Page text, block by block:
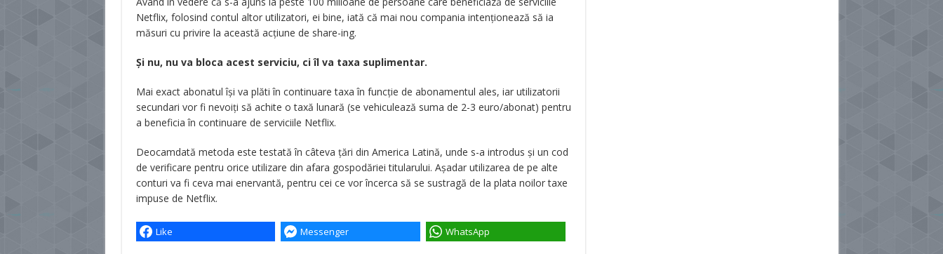
Netflix, folosind contul altor utilizatori, ei bine, iată că mai nou compania intenționează să ia
măsuri cu privire la această acțiune de share-ing.
Și nu, nu va bloca acest serviciu, ci îl va taxa suplimentar.
Mai exact abonatul își va plăti în continuare taxa în funcție de abonamentul ales, iar utilizatorii
secundari vor fi nevoiți să achite o taxă lunară (se vehiculează suma de 2-3 euro/abonat) pentru
a beneficia în continuare de serviciile Netflix.
Deocamdată metoda este testată în câteva țări din America Latină, unde s-a introdus și un cod
de verificare pentru orice utilizare din afara gospodăriei titularului. Așadar utilizarea de pe alte
conturi va fi ceva mai enervantă, pentru cei ce vor încerca să se sustragă de la plata noilor taxe
impuse de Netflix.
Like Messenger WhatsApp